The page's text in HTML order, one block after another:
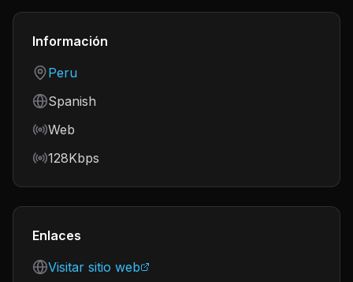
Información
Country
Peru
Language
Spanish
Frequency
Web
Bitrate
128Kbps
Enlaces
Visitar sitio web